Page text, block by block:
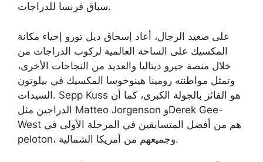
سباق فرنسا للدراجات.
على صعيد الرجال، أعاد إسحاق ديل تورو إحياء مكانة
المكسيك على الساحة العالمية لركوب الدراجات من
خلال منصة جيرو ديتاليا والعديد من النجاحات الأخرى،
وتمثل مواطنته رومينا هينوخوسا المكسيك في بيلوتون
السيدات. Sepp Kuss هو الفائز بالجولة الكبرى، كما أن
الدراجين مثل Matteo Jorgenson وDerek Gee-
West هم من أفضل المتسابقين في المرحلة الأولى في
peloton، وجميعهم من أمريكا الشمالية.